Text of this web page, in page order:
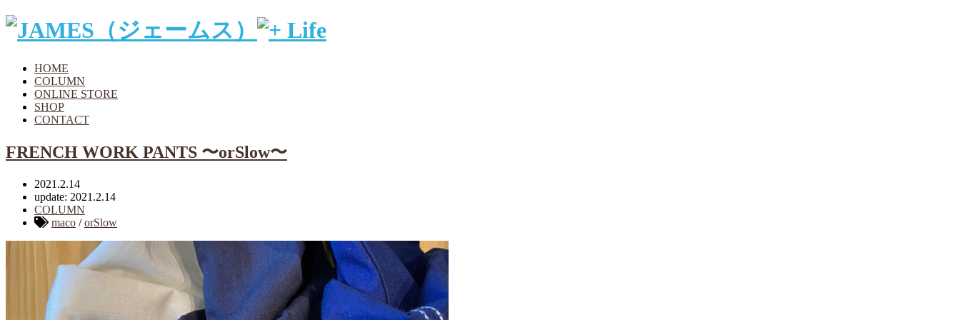
HOME
COLUMN
ONLINE STORE
SHOP
CONTACT
FRENCH WORK PANTS 〜orSlow〜
2021.2.14
update: 2021.2.14
COLUMN
maco /orSlow